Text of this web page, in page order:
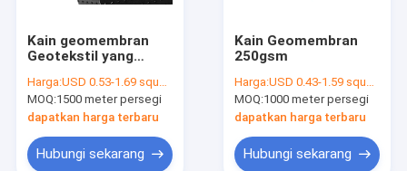
Kain geomembran
Geotekstil yang
Harga:USD 0.53-1.69 square meters
MOQ:1500 meter persegi
dapatkan harga terbaru
Hubungi sekarang
Kain Geomembran
250gsm
Harga:USD 0.43-1.59 square meters
MOQ:1000 meter persegi
dapatkan harga terbaru
Hubungi sekarang